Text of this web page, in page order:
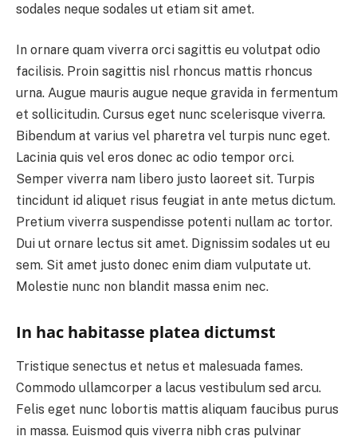
sodales neque sodales ut etiam sit amet.
In ornare quam viverra orci sagittis eu volutpat odio
facilisis. Proin sagittis nisl rhoncus mattis rhoncus
urna. Augue mauris augue neque gravida in fermentum
et sollicitudin. Cursus eget nunc scelerisque viverra.
Bibendum at varius vel pharetra vel turpis nunc eget.
Lacinia quis vel eros donec ac odio tempor orci.
Semper viverra nam libero justo laoreet sit. Turpis
tincidunt id aliquet risus feugiat in ante metus dictum.
Pretium viverra suspendisse potenti nullam ac tortor.
Dui ut ornare lectus sit amet. Dignissim sodales ut eu
sem. Sit amet justo donec enim diam vulputate ut.
Molestie nunc non blandit massa enim nec.
In hac habitasse platea dictumst
Tristique senectus et netus et malesuada fames.
Commodo ullamcorper a lacus vestibulum sed arcu.
Felis eget nunc lobortis mattis aliquam faucibus purus
in massa. Euismod quis viverra nibh cras pulvinar